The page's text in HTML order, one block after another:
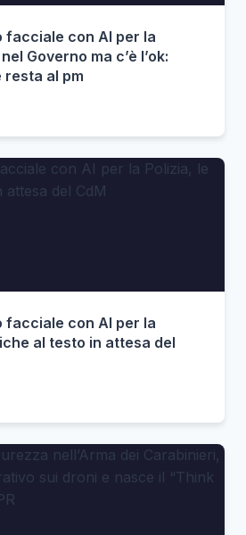
facciale con AI per la
Governo ma c’è l’ok:
resta al pm
facciale con AI per la
al testo in attesa del